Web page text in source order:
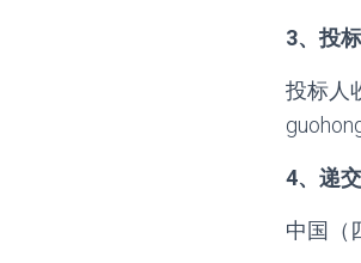
3、投
投标人
4、递
中国（